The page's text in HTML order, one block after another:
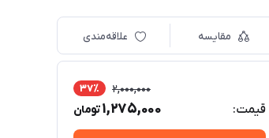
مقایسه علاقه‌مندی
قیمت:
2,000,000 37٪
1,275,000تومان